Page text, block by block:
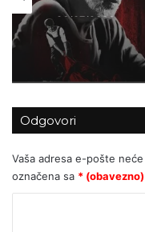
06/07/2026
Za Sedlarov
stotine tisuća
Odgovori
Vaša adresa e-pošte
označena sa * (obavezno)